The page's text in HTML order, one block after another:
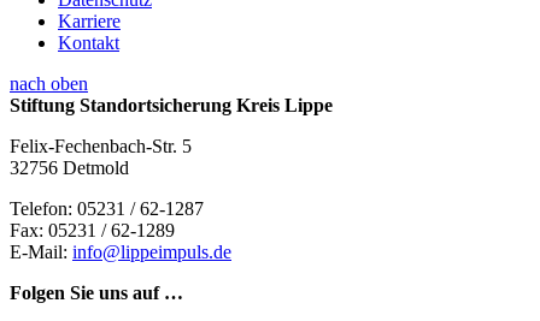
Karriere
Kontakt
nach oben
Stiftung Standortsicherung Kreis Lippe
Felix-Fechenbach-Str. 5
32756 Detmold
Telefon: 05231 / 62-1287
Fax: 05231 / 62-1289
E-Mail: info@lippeimpuls.de
Folgen Sie uns auf …